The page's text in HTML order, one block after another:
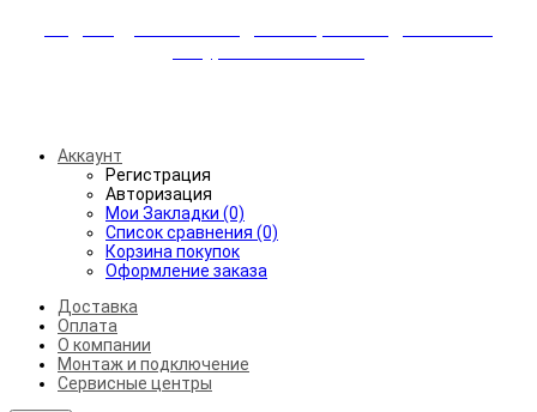
Аккаунт
Регистрация
Авторизация
Мои Закладки (0)
Список сравнения (0)
Корзина покупок
Оформление заказа
Доставка
Оплата
О компании
Монтаж и подключение
Сервисные центры